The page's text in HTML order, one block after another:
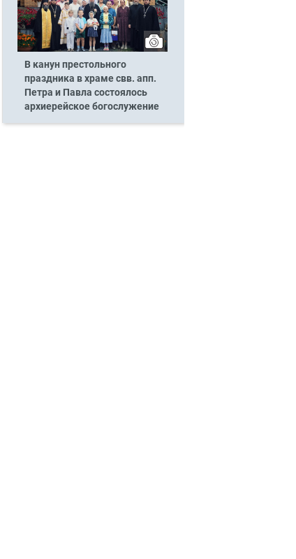
В канун престольного
праздника в храме свв. апп.
Петра и Павла состоялось
архиерейское богослужение